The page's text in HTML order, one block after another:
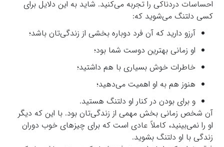
احساسات دردناکی را تجربه می‌کنید. شاید به این دلایل برای
کسی دلتنگ می‌شوید که:
آرزو دارید که آن فرد دوباره بخشی از زندگی‌تان باشد؛
او زمانی بهترین دوست شما بود؛
خاطرات خوش بسیاری با هم داشتید؛
هنوز هم به او اهمیت می‌دهید؛
و برای بودن در کنار او دلتنگ هستید.
آن شخص زمانی بخش مهمی از زندگی‌تان بود. با این که دیگر
او را نمی‌بینید، کاملاً عادی است که برای چیزهای خوب دوران
زندگی با او دلتنگ بشوید.